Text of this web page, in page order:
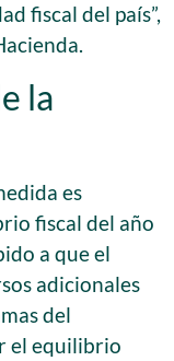
fiscal del país”,
la
es
fiscal del año
a que el
adicionales
del
el equilibrio